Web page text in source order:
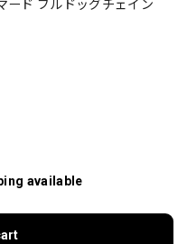
ード ブルドッグチェイン
available